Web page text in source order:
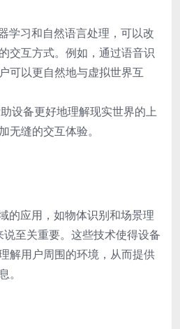
学习和自然语言处理，可以改
交互方式。例如，通过语音识
可以更自然地与虚拟世界互
设备更好地理解现实世界的上
无缝的交互体验。
的应用，如物体识别和场景理
说至关重要。这些技术使得设备
解用户周围的环境，从而提供
。